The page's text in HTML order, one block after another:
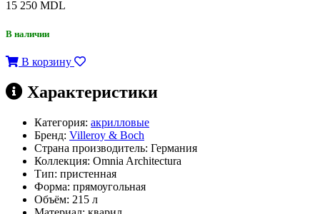
15 250 MDL
В наличии
В корзину
Характеристики
Категория: акрилловые
Бренд: Villeroy & Boch
Страна производитель: Германия
Коллекция: Omnia Architectura
Тип: пристенная
Форма: прямоугольная
Объём: 215 л